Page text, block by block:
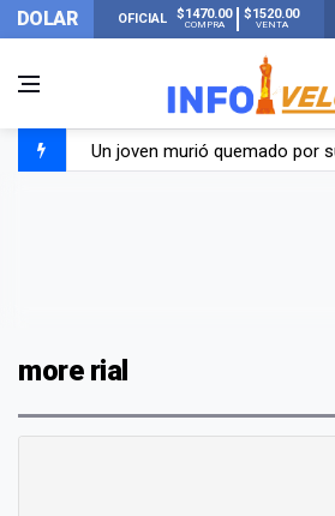
DOLAR OFICIAL $1470.00
COMPRA
$1520.00
VENTA
Un joven murió quemado por
more rial